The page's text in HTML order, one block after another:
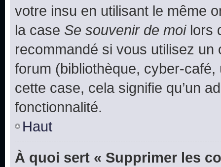
votre insu en utilisant le même
la case Se souvenir de moilors
recommandé si vous utilisez
forum (bibliothèque, cyber-
cette case, cela signifie qu’un
fonctionnalité.
Haut
À quoi sert « Supprimer les